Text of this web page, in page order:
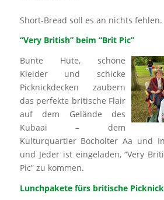
Short-Bread soll es an nichts fehlen.
“Very British” beim “Brit Pic”
Bunte Hüte, schöne
Kleider und schicke
Picknickdecken zaubern
das perfekte britische Flair
auf dem Gelände des
Kubaai – dem
Kulturquartier Bocholter Aa und
und Jeder ist eingeladen, “Very
Pic” zu kommen.
Lunchpakete fürs britische Picknick